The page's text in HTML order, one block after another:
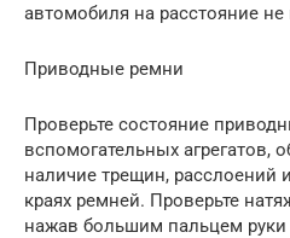
автомобиля на расстояние
Приводные ремни
Проверьте состояние
вспомогательных агрегатов,
наличие трещин, расслоений
краях ремней. Проверьте
нажав большим пальцем руки